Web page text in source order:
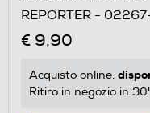
REPORTER -
€ 9,90
Acquisto online:
Ritiro in negozio in